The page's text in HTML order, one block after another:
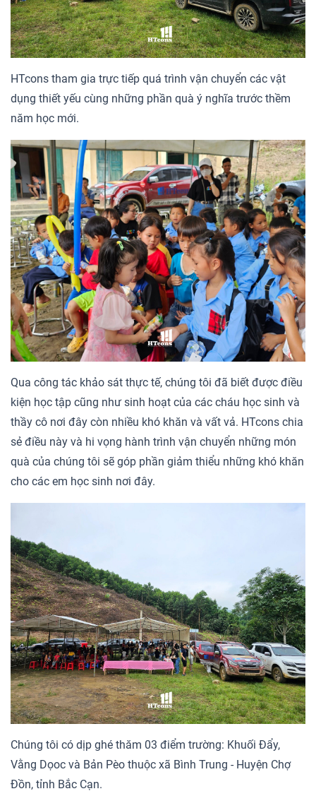
HTcons tham gia trực tiếp quá trình vận chuyển các vật
dụng thiết yếu cùng những phần quà ý nghĩa trước thềm
năm học mới.
Qua công tác khảo sát thực tế, chúng tôi đã biết được điều
kiện học tập cũng như sinh hoạt của các cháu học sinh và
thầy cô nơi đây còn nhiều khó khăn và vất vả. HTcons chia
sẻ điều này và hi vọng hành trình vận chuyển những món
quà của chúng tôi sẽ góp phần giảm thiểu những khó khăn
cho các em học sinh nơi đây.
Chúng tôi có dịp ghé thăm 03 điểm trường: Khuối Đẩy,
Vằng Dọoc và Bản Pèo thuộc xã Bình Trung - Huyện Chợ
Đồn, tỉnh Bắc Cạn.